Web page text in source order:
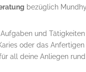
bezüglich
und
oder das
all deine Anliegen